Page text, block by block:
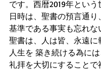
です。西暦2019年という
日時は、聖書の預言通
基準である事実も忘れな
聖書は、人は皆、永遠に
人生を 築き続ける為に
礼拝を大切にすることで